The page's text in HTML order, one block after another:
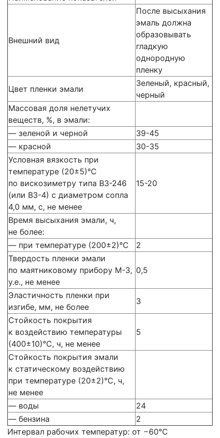
Внешний вид
После высыхания
эмаль должна
образовывать
гладкую
однородную
пленку
Цвет пленки эмали
Зеленый, красный,
черный
Массовая доля нелетучих
веществ, %, в эмали:
— зеленой и черной
39-45
— красной
30-35
Условная вязкость при
температуре (20±5)°С
по вискозиметру типа В3-246
(или В3-4) с диаметром сопла
4,0 мм, с, не менее
15-20
Время высыхания эмали, ч,
не более:
— при температуре (200±2)°С
2
Твердость пленки эмали
по маятниковому прибору М-3,
у.е., не менее
0,5
Эластичность пленки при
изгибе, мм, не более
3
Стойкость покрытия
к воздействию температуры
(400±10)°С, ч, не менее
5
Стойкость покрытия эмали
к статическому воздействию
при температуре (20±2)°С, ч,
не менее
— воды
24
— бензина
2
Интервал рабочих температур: от −60°С